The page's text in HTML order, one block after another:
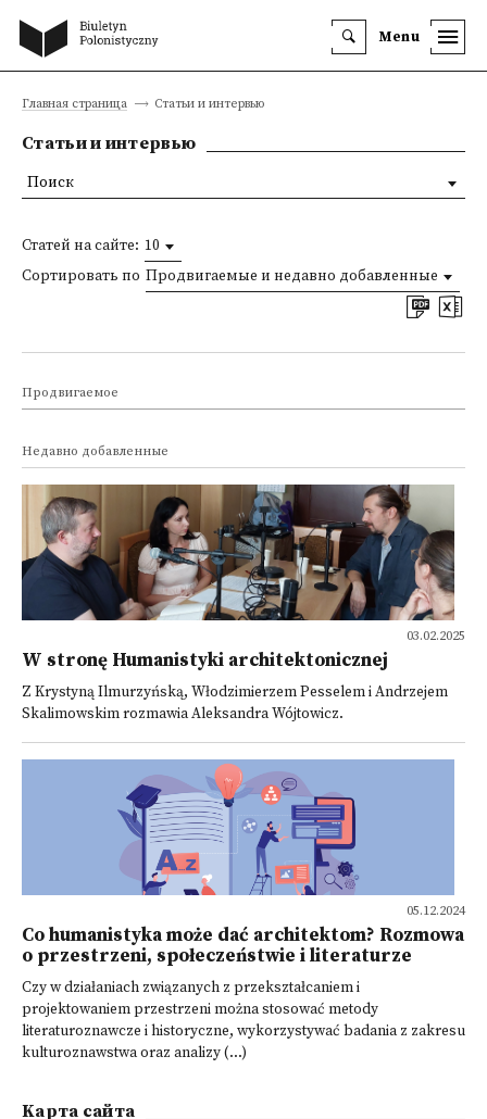
Menu
Главная страница Статьи и интервью
Статьи и интервью
Статей на сайте: 10
Сортировать по Продвигаемые и недавно добавленные
Продвигаемое
Недавно добавленные
03.02.2025
W stronę Humanistyki architektonicznej
Z Krystyną Ilmurzyńską, Włodzimierzem Pesselem i Andrzejem
Skalimowskim rozmawia Aleksandra Wójtowicz.
05.12.2024
Co humanistyka może dać architektom? Rozmowa
o przestrzeni, społeczeństwie i literaturze
Czy w działaniach związanych z przekształcaniem i
projektowaniem przestrzeni można stosować metody
literaturoznawcze i historyczne, wykorzystywać badania z zakresu
kulturoznawstwa oraz analizy (...)
Поиск
Kарта сайта